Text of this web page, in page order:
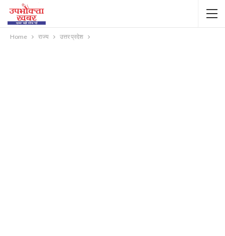
Home राज्य उत्तर प्रदेश